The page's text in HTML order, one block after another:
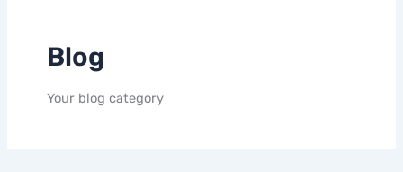
Blog
Your blog category